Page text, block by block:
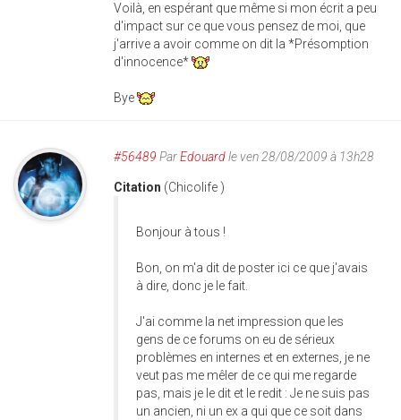
Voilà, en espérant que même si mon écrit a peu
d'impact sur ce que vous pensez de moi, que
j'arrive a avoir comme on dit la *Présomption
d'innocence*
Bye
#56489 ParEdouardle ven 28/08/2009 à 13h28
Citation (Chicolife )
Bonjour à tous !
Bon, on m'a dit de poster ici ce que j'avais
à dire, donc je le fait.
J'ai comme la net impression que les
gens de ce forums on eu de sérieux
problèmes en internes et en externes, je ne
veut pas me mêler de ce qui me regarde
pas, mais je le dit et le redit : Je ne suis pas
un ancien, ni un ex a qui que ce soit dans